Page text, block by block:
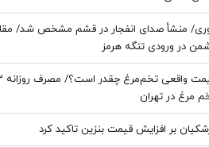
منشأ صدای انفجار در قشم مشخص شد/
در ورودی تنگه هرمز
مرغ در تهران
بر افزایش قیمت بنزین تاکید کرد